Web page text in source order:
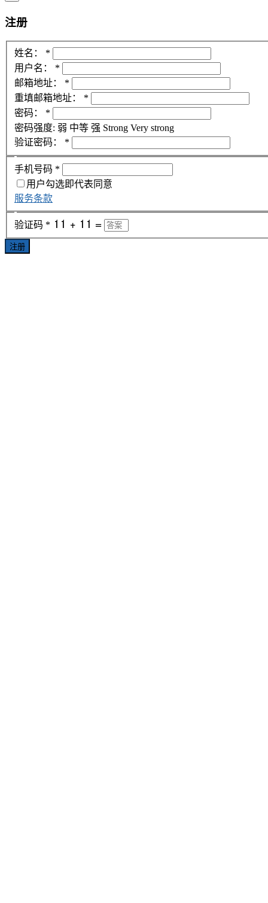
注册
姓名：
*
用户名：
*
邮箱地址：
*
重填邮箱地址：
*
密码：
*
密码强度: 弱 中等 强 Strong Very strong
验证密码：
*
手机号码 *
用户勾选即代表同意
服务条款
验证码 *
注册